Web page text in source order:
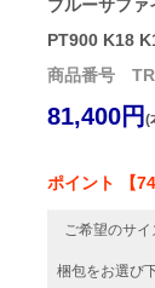
ブルーサファ
PT900 K18
商品番号
81,400円 (
ポイント 【
ご希望のサイ
梱包をお選び